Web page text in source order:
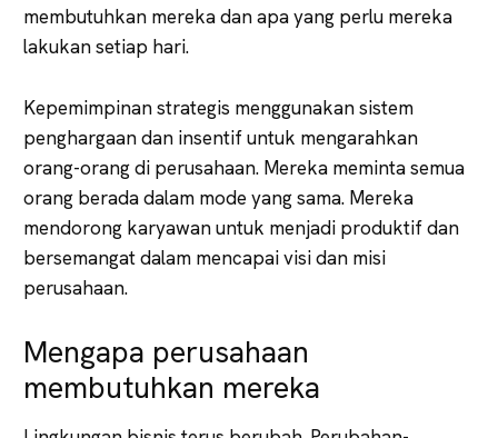
membutuhkan mereka dan apa yang perlu mereka
lakukan setiap hari.
Kepemimpinan strategis menggunakan sistem
penghargaan dan insentif untuk mengarahkan
orang-orang di perusahaan. Mereka meminta semua
orang berada dalam mode yang sama. Mereka
mendorong karyawan untuk menjadi produktif dan
bersemangat dalam mencapai visi dan misi
perusahaan.
Mengapa perusahaan
membutuhkan mereka